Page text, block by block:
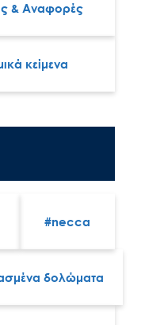
& Αναφορές
κείμενα
#necca
δολώματα